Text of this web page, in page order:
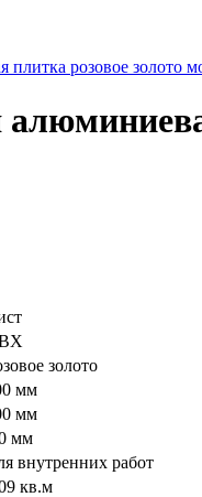
розовое золото
золото
мм
мм
мм
внутренних работ
кв.м